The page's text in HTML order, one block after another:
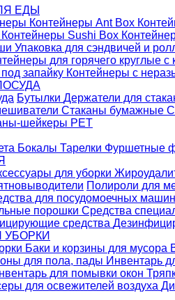
ЕДЫ
Контейнеры Ant Box
Контейнеры Sushi Box
Упаковка для сэндвичей и
для горячего круглые с
запайку Контейнеры с
Бутылки Держатели для
Стаканы бумажные
шейкеры PET
Бокалы Тарелки Фуршетные
для уборки
Полироли для
для посудомоечных
порошки Cредства
средства
УБОРКИ
Баки и корзины для мусора
для пола, пады Инвентарь
для помывки окон
для освежителей воздуха